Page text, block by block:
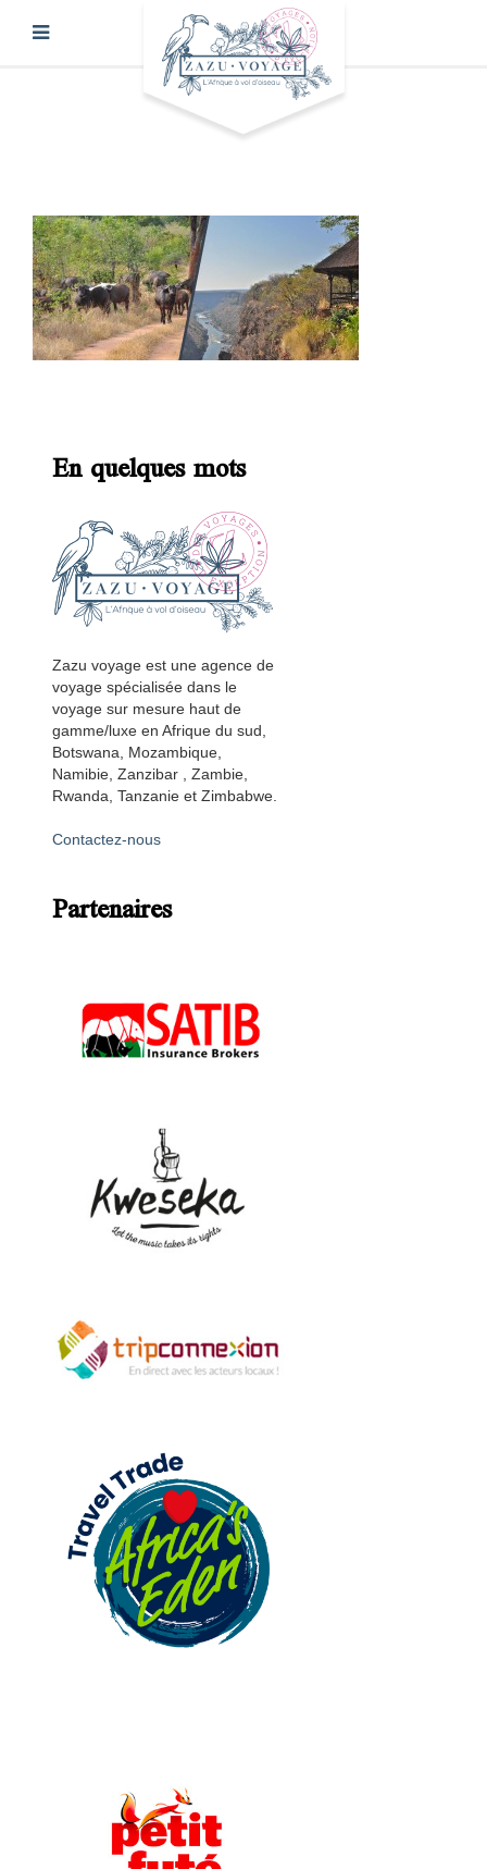
En quelques mots
Zazu voyage est une agence de
voyage spécialisée dans le
voyage sur mesure haut de
gamme/luxe en Afrique du sud,
Botswana, Mozambique,
Namibie, Zanzibar , Zambie,
Rwanda, Tanzanie et Zimbabwe.
Contactez-nous
Partenaires